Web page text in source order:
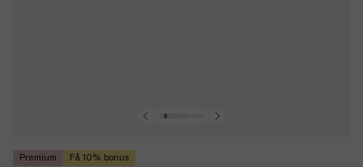
Premium Få 10% bonus